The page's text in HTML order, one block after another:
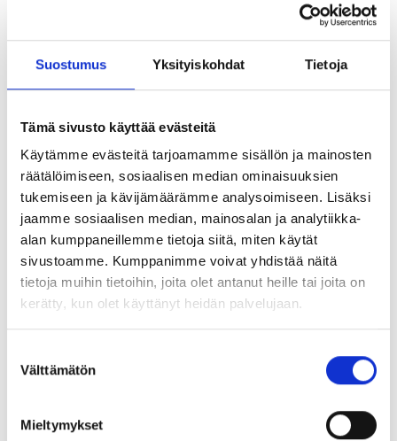
Suostumus Yksityiskohdat Tietoja
Tämä sivusto käyttää evästeitä
Käytämme evästeitä tarjoamamme sisällön ja mainosten
räätälöimiseen, sosiaalisen median ominaisuuksien
tukemiseen ja kävijämäärämme analysoimiseen. Lisäksi
jaamme sosiaalisen median, mainosalan ja analytiikka-
alan kumppaneillemme tietoja siitä, miten käytät
sivustoamme. Kumppanimme voivat yhdistää näitä
tietoja muihin tietoihin, joita olet antanut heille tai joita on
kerätty, kun olet käyttänyt heidän palvelujaan.
valinta
Välttämätön
Mieltymykset
Hype ja häpeä
hel**ttiin –
työntekijälähettil
yys on
parhaimmillaan
ihmisen näköistä
Työntekijälähettiläs, ajatusjohtaja, puhehenkilö, spoke,
kollegoista käytetään paljon erilaisia termejä, joista
monen voi olla vaikea tunnistaa itsensä. Pahimmillaan
ja työntekijälähettiläs puoliksi pakotetulta.